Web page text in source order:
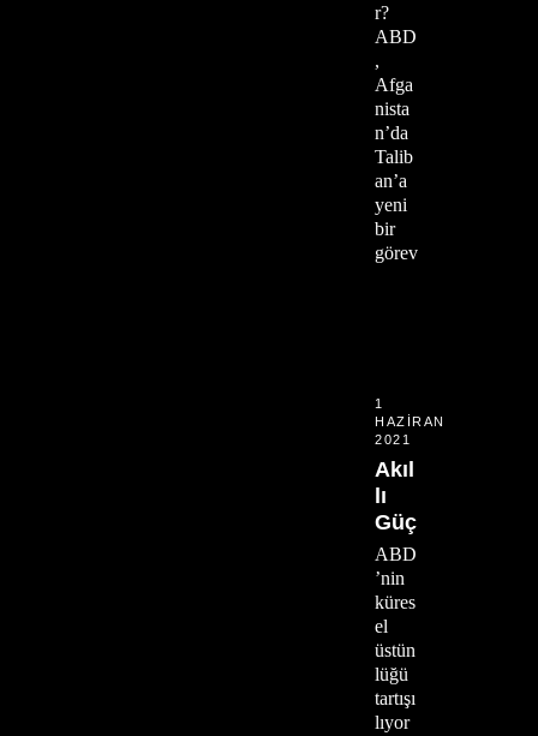
r?
ABD
,
Afga
nista
n’da
Talib
an’a
yeni
bir
görev
1
HAZIRAN
2021
Akıl
lı
Güç
ABD
’nin
küres
el
üstün
lüğü
tartışı
lıyor